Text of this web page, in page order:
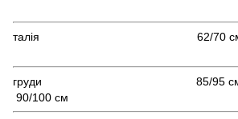
талія 62/70 см
груди 85/95
90/100 см